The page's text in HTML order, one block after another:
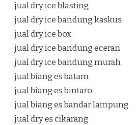
jual dry ice blasting
jual dry ice bandung kaskus
jual dry ice box
jual dry ice bandung eceran
jual dry ice bandung murah
jual biang es batam
jual biang es bintaro
jual biang es bandar lampung
jual dry es cikarang